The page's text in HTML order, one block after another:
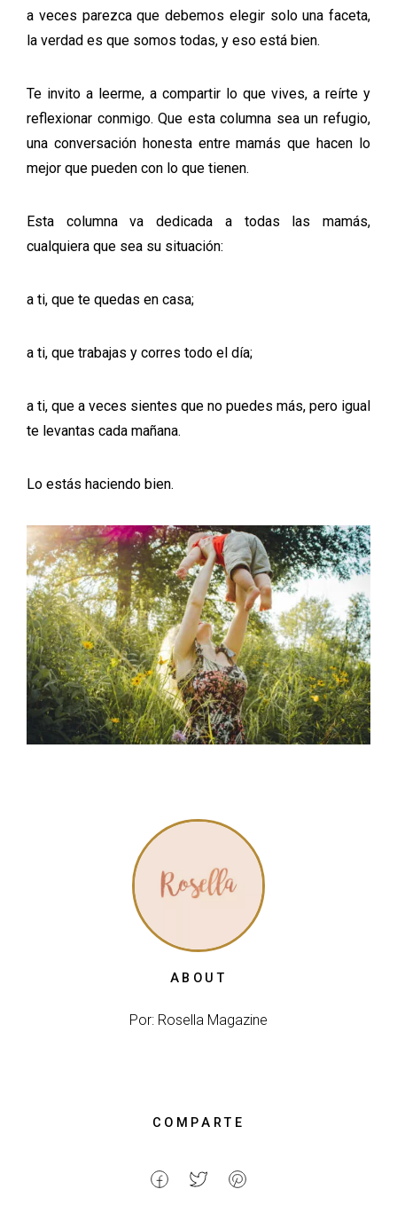
a veces parezca que debemos elegir solo una faceta,
la verdad es que somos todas, y eso está bien.
Te invito a leerme, a compartir lo que vives, a reírte y
reflexionar conmigo. Que esta columna sea un refugio,
una conversación honesta entre mamás que hacen lo
mejor que pueden con lo que tienen.
Esta columna va dedicada a todas las mamás,
cualquiera que sea su situación:
a ti, que te quedas en casa;
a ti, que trabajas y corres todo el día;
a ti, que a veces sientes que no puedes más, pero igual
te levantas cada mañana.
Lo estás haciendo bien.
ABOUT
Por: Rosella Magazine
COMPARTE